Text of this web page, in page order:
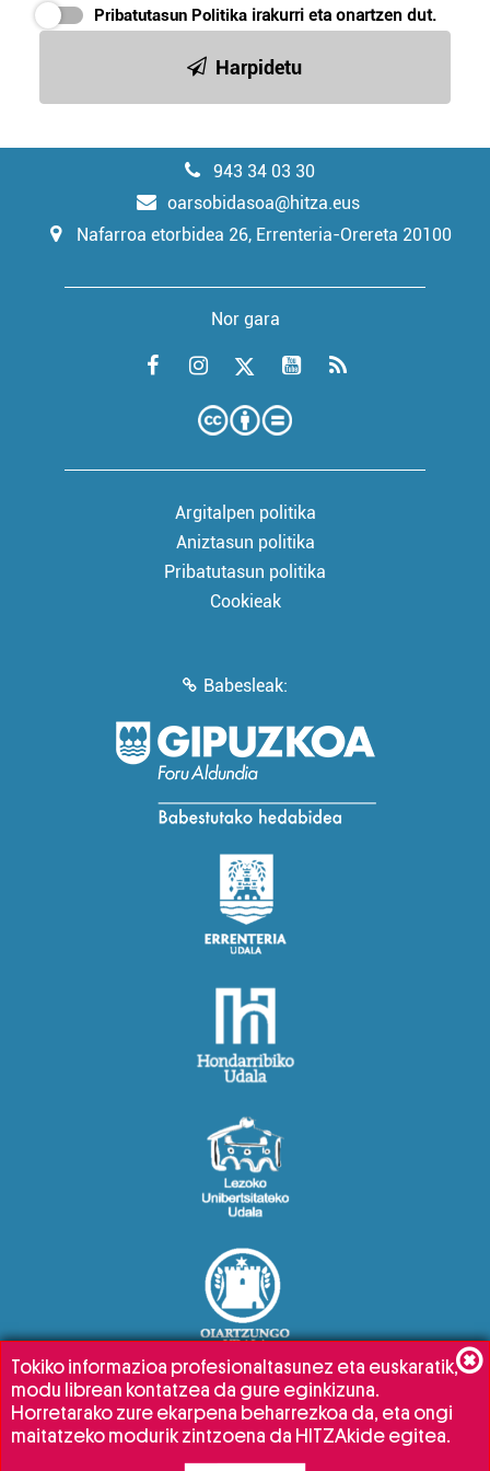
Pribatutasun Politika irakurri eta onartzen dut.
Harpidetu
943 34 03 30
oarsobidasoa@hitza.eus
Nafarroa etorbidea 26, Errenteria-Orereta 20100
Nor gara
Argitalpen politika
Aniztasun politika
Pribatutasun politika
Cookieak
Babesleak:
Tokiko informazioa profesionaltasunez eta euskaratik,
modu librean kontatzea da gure eginkizuna.
Horretarako zure ekarpena beharrezkoa da, eta ongi
maitatzeko modurik zintzoena da HITZAkide egitea.